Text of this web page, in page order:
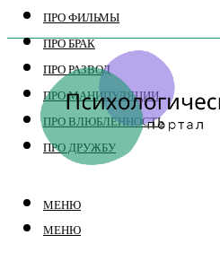
ПРО ФИЛЬМЫ
ПРО БРАК
ПРО РАЗВОД
ПРО МАНИПУЛЯЦИИ
ПРО ВЛЮБЛЕННОСТЬ
ПРО ДРУЖБУ
МЕНЮ
МЕНЮ